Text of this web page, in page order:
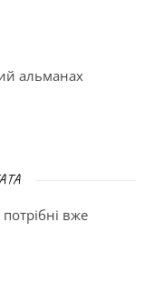
альманах
вже